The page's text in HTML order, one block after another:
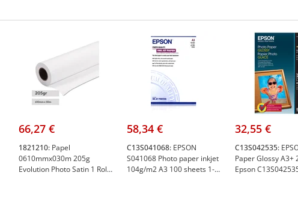
66,27 €
1821210: Papel
0610mmx030m 205g
Evolution Photo Satin 1 Rolo
58,34 €
C13S041068: EPSON
S041068 Photo paper inkjet
104g/m2 A3 100 sheets 1-
32,55 €
C13S042535:
Paper Glossy A3+
Epson